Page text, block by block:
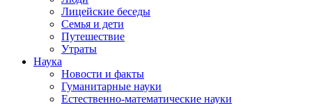
Лицейские беседы
Семья и дети
Путешествие
Утраты
Наука
Новости и факты
Гуманитарные науки
Естественно-математические науки